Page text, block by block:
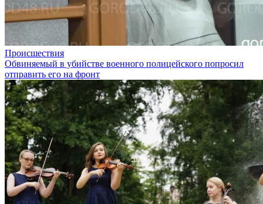
Происшествия
Обвиняемый в убийстве военного полицейского попросил
отправить его на фронт